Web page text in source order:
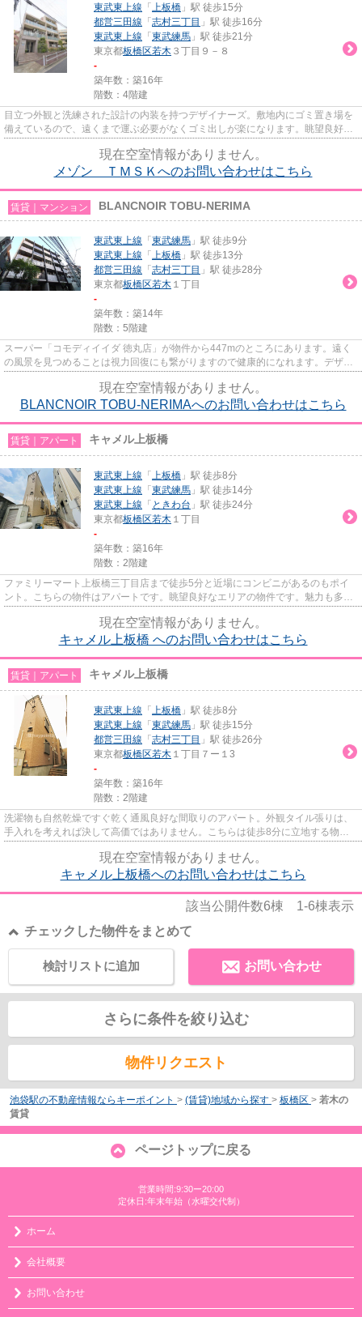
東武東上線 「 上板橋 」駅 徒歩15分
都営三田線 「 志村三丁目 」駅 徒歩16分
東武東上線 「 東武練馬 」駅 徒歩21分
東京都板橋区若木 ３丁目９－８
-
築年数：築16年
階数：4階建
目立つ外観と洗練された設計の内装を持つデザイナーズ。敷地内にゴミ置き場を
備えているので、遠くまで運ぶ必要がなくゴミ出しが楽になります。眺望良好な
現在空室情報がありません。
メゾン ＴＭＳＫへのお問い合わせはこちら
賃貸｜マンション BLANCNOIR TOBU-NERIMA
東武東上線 「 東武練馬 」駅 徒歩9分
東武東上線 「 上板橋 」駅 徒歩13分
都営三田線 「 志村三丁目 」駅 徒歩28分
東京都板橋区若木 １丁目
-
築年数：築14年
階数：5階建
スーパー「コモディイイダ 徳丸店」が物件から447mのところにあります。遠く
の風景を見つめることは視力回復にも繋がりますので健康的になれます。デザイ
現在空室情報がありません。
BLANCNOIR TOBU-NERIMAへのお問い合わせはこちら
賃貸｜アパート キャメル上板橋
東武東上線 「 上板橋 」駅 徒歩8分
東武東上線 「 東武練馬 」駅 徒歩14分
東武東上線 「 ときわ台 」駅 徒歩24分
東京都板橋区若木 １丁目
-
築年数：築16年
階数：2階建
ファミリーマート上板橋三丁目店まで徒歩5分と近場にコンビニがあるのもポイ
ント。こちらの物件はアパートです。眺望良好なエリアの物件です。魅力も多い
現在空室情報がありません。
キャメル上板橋 へのお問い合わせはこちら
賃貸｜アパート キャメル上板橋
東武東上線 「 上板橋 」駅 徒歩8分
東武東上線 「 東武練馬 」駅 徒歩15分
都営三田線 「 志村三丁目 」駅 徒歩26分
東京都板橋区若木 １丁目７ー１3
-
築年数：築16年
階数：2階建
洗濯物も自然乾燥ですぐ乾く通風良好な間取りのアパート。外観タイル張りは、
手入れを考えれば決して高価ではありません。こちらは徒歩8分に立地する物件
現在空室情報がありません。
キャメル上板橋へのお問い合わせはこちら
該当公開件数6棟 1-6棟表示
チェックした物件をまとめて
お問い合わせ
検討リストに追加
さらに条件を絞り込む
物件リクエスト
池袋駅の不動産情報ならキーポイント > (賃貸)地域から探す > 板橋区 > 若木の
賃貸
ページトップに戻る
営業時間:9:30ー20:00
定休日:年末年始（水曜交代制）
ホーム
会社概要
お問い合わせ